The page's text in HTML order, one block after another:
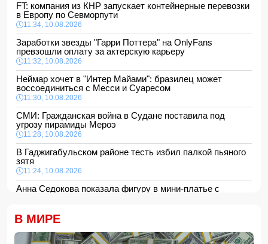
FT: компания из КНР запускает контейнерные перевозки
в Европу по Севморпути
11:34, 10.08.2026
Заработки звезды "Гарри Поттера" на OnlyFans
превзошли оплату за актерскую карьеру
11:32, 10.08.2026
Неймар хочет в "Интер Майами": бразилец может
воссоединиться с Месси и Суаресом
11:30, 10.08.2026
СМИ: Гражданская война в Судане поставила под
угрозу пирамиды Мероэ
11:28, 10.08.2026
В Гаджигабульском районе тесть избил палкой пьяного
зятя
11:24, 10.08.2026
Анна Седокова показала фигуру в мини-платье с
В Сабирабадском районе 59-летний мужчина погиб от
удара электрическим током
В МИРЕ